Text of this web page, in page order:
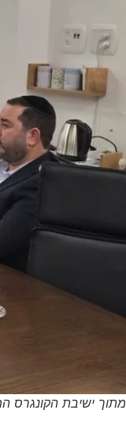
מתוך ישיבת הקונגרס